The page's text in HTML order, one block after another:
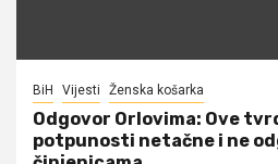
BiH Vijesti Ženska košarka
Odgovor Orlovima: ​Ove
potpunosti netačne i ne